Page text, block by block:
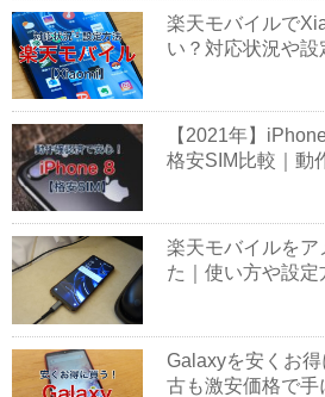
楽天モバイルで
い？対応状況や設
【2021年】
格安SIM比較｜動
楽天モバイルをア
た｜使い方や設定
Galaxyを安くお
古も激安価格で手